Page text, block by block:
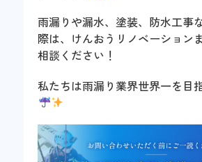
雨漏りや漏水、塗装、防水工事
際は、けんおうリノベーション
相談ください！
私たちは雨漏り業界世界一を目